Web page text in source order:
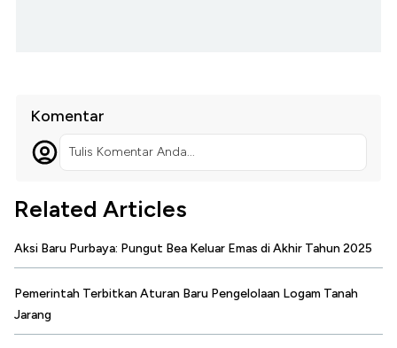
Komentar
Tulis Komentar Anda...
Related Articles
Aksi Baru Purbaya: Pungut Bea Keluar Emas di Akhir Tahun 2025
Pemerintah Terbitkan Aturan Baru Pengelolaan Logam Tanah
Jarang